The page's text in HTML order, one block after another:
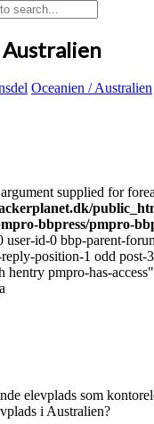
Australien
Oceanien / Australien
supplied for
bbpress/pmpro-
user-id-0 bbp-parent-
position-1 odd post-
hentry pmpro-has-
elevplads som
i Australien?